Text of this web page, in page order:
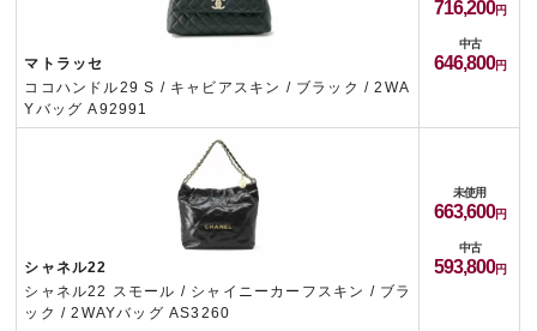
マトラッセ
ココハンドル29 S / キャビアスキン / ブラック / 2WA
Yバッグ A92991
716,200
中古
646,800
シャネル22
シャネル22 スモール / シャイニーカーフスキン / ブラ
ック / 2WAYバッグ AS3260
未使用
663,600
中古
593,800